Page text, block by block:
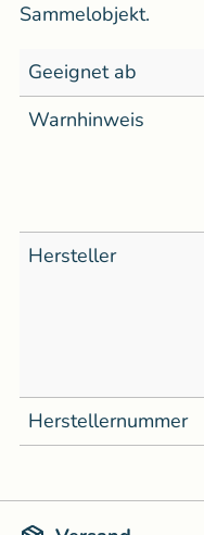
Sammelobjekt.
Geeignet ab
Warnhinweis
Hersteller
Herstellernummer